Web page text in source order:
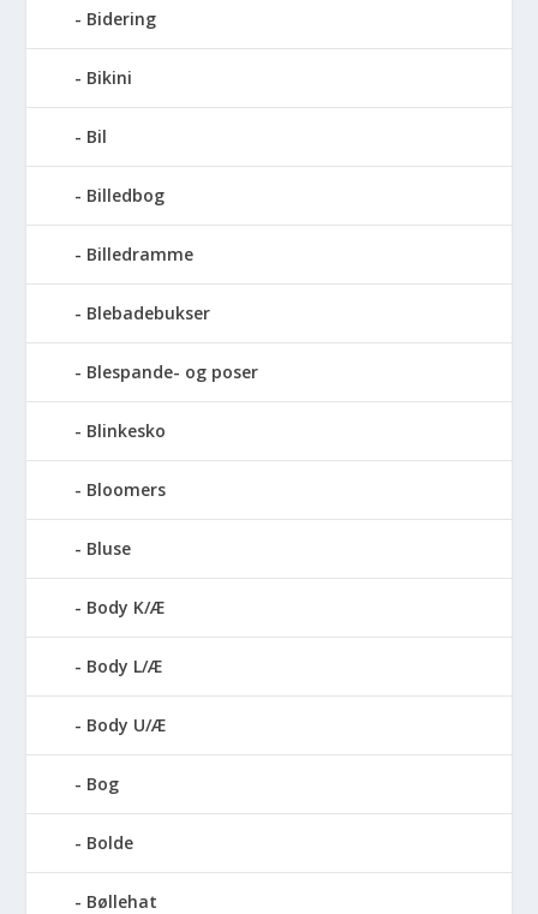
Bidering
Bikini
Bil
Billedbog
Billedramme
Blebadebukser
Blespande- og poser
Blinkesko
Bloomers
Bluse
Body K/Æ
Body L/Æ
Body U/Æ
Bog
Bolde
Bøllehat